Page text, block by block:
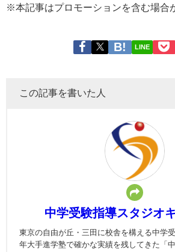
※本記事はプロモーションを含む場合
LINE
この記事を書いた人
中学受験指導スタジオ
東京の自由が丘・三田に校舎を構える中学
年大手進学塾で確かな実績を残してきた「